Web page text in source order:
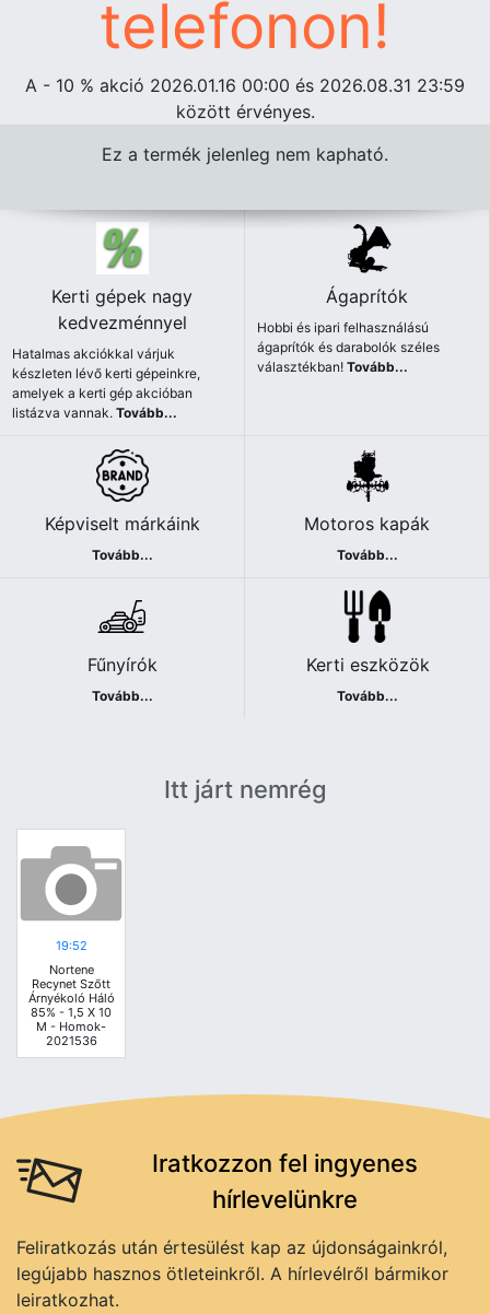
telefonon!
A - 10 % akció 2026.01.16 00:00 és 2026.08.31 23:59
között érvényes.
Ez a termék jelenleg nem kapható.
Kerti gépek nagy
kedvezménnyel
Hatalmas akciókkal várjuk
készleten lévő kerti gépeinkre,
amelyek a kerti gép akcióban
listázva vannak.Tovább...
Ágaprítók
Hobbi és ipari felhasználású
ágaprítók és darabolók széles
választékban!Tovább...
Képviselt márkáink
Tovább...
Motoros kapák
Tovább...
Fűnyírók
Tovább...
Kerti eszközök
Tovább...
Itt járt nemrég
19:52
Nortene
Recynet Szőtt
Árnyékoló Háló
85% - 1,5 X 10
M - Homok-
2021536
Iratkozzon fel ingyenes
hírlevelünkre
Feliratkozás után értesülést kap az újdonságainkról,
legújabb hasznos ötleteinkről. A hírlevélről bármikor
leiratkozhat.